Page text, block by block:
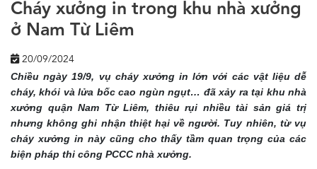
Cháy xưởng in trong khu nhà xưởng
ở Nam Từ Liêm
20/09/2024
Chiều ngày 19/9, vụ cháy xưởng in lớn với các vật liệu dễ
cháy, khói và lửa bốc cao ngùn ngụt… đã xảy ra tại khu nhà
xưởng quận Nam Từ Liêm, thiêu rụi nhiều tài sản giá trị
nhưng không ghi nhận thiệt hại về người. Tuy nhiên, từ vụ
cháy xưởng in này cũng cho thấy tầm quan trọng của các
biện pháp thi công PCCC nhà xưởng.